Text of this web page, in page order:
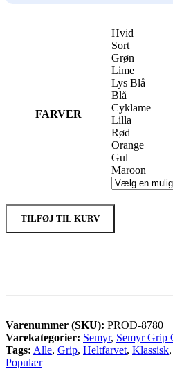
FARVER
Hvid
Sort
Grøn
Lime
Lys Blå
Blå
Cyklame
Lilla
Rød
Orange
Gul
Maroon
TILFØJ TIL KURV
Varenummer (SKU): PROD-8780
Varekategorier: Semyr, Semyr Grip
Tags: Alle, Grip, Heltfarvet, Klassisk,
Populær